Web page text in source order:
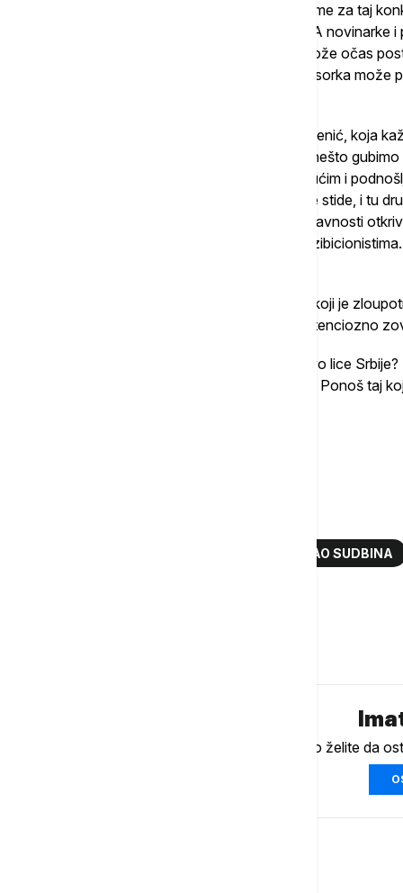
Ima razloga zašto je zastrašivanje drugo ime za taj
neobrijane, ako ne kažu ono što ja hoću. A
ostanu na oprezu! Jer svaka novinarka može očas
Ponošu nije po volji, kao što i svaka profesorka
Zato se ne slažem sa Marijom Savić Stamenić, koja
uvrede i da će to biti dovoljno. Jer ovako nešto
decentnosti koja život u društvu čini mogućim i
imaju prohteve i nagone kojih se stide ili ne stide, i tu
krivično sankcioniše one koji nedolično u javnosti
treba da ostanu pokriveni. I da ih zove
Videla sam da poslanik u Skupštini Srbije, koji je
ukrade dnevnicu, vodi stranku koja se pretenciozno
Zar da njegovo ili Ponoševo lice budu novo lice
decentnost koja bi to sprečila. Da ne bude Ponoš taj
POLITIKA KAO SUDBINA
Ukoliko želite da